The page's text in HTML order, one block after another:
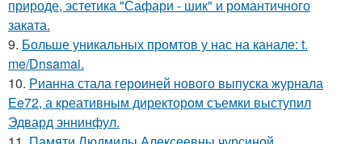
природе, эстетика "Сафари - шик" и романтичного
заката.
9. Больше уникальных промтов у нас на канале: t.
me/Dnsamai.
10. Рианна стала героиней нового выпуска журнала
Ee72, а креативным директором съемки выступил
Эдвард эннинфул.